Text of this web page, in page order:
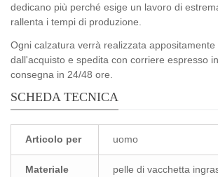
dedicano più perché esige un lavoro di
rallenta i tempi di produzione.
Ogni calzatura verrà realizzata
dall'acquisto e spedita con corriere espresso
consegna in 24/48 ore.
SCHEDA TECNICA
Articolo per uomo
Materiale
pelle di vacchetta